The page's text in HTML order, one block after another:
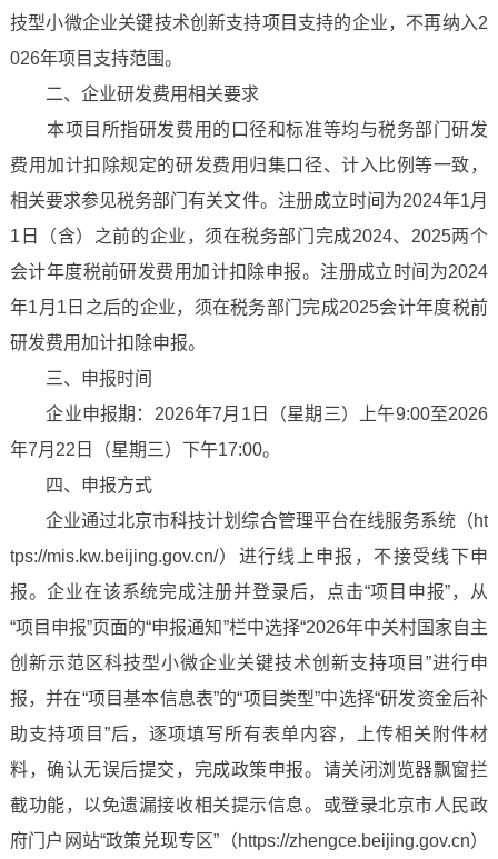
技型小微企业关键技术创新支持项目支持的企业，不再纳入2
026年项目支持范围。
二、企业研发费用相关要求
本项目所指研发费用的口径和标准等均与税务部门研发
费用加计扣除规定的研发费用归集口径、计入比例等一致，
相关要求参见税务部门有关文件。注册成立时间为2024年1月
1日（含）之前的企业，须在税务部门完成2024、2025两个
会计年度税前研发费用加计扣除申报。注册成立时间为2024
年1月1日之后的企业，须在税务部门完成2025会计年度税前
研发费用加计扣除申报。
三、申报时间
企业申报期：2026年7月1日（星期三）上午9:00至2026
年7月22日（星期三）下午17:00。
四、申报方式
企业通过北京市科技计划综合管理平台在线服务系统（ht
tps://mis.kw.beijing.gov.cn/）进行线上申报，不接受线下申
报。企业在该系统完成注册并登录后，点击“项目申报”，从
“项目申报”页面的“申报通知”栏中选择“2026年中关村国家自主
创新示范区科技型小微企业关键技术创新支持项目”进行申
报，并在“项目基本信息表”的“项目类型”中选择“研发资金后补
助支持项目”后，逐项填写所有表单内容，上传相关附件材
料，确认无误后提交，完成政策申报。请关闭浏览器飘窗拦
截功能，以免遗漏接收相关提示信息。或登录北京市人民政
府门户网站“政策兑现专区”（https://zhengce.beijing.gov.cn）